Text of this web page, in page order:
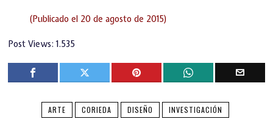
(Publicado el 20 de agosto de 2015)
Post Views: 1.535
ARTE CORIEDA DISEÑO INVESTIGACIÓN